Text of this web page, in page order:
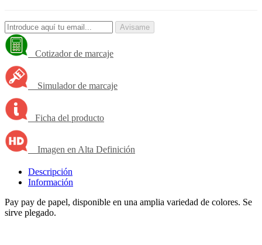
Avisame
Cotizador de marcaje
Simulador de marcaje
Ficha del producto
Imagen en Alta Definición
Descripción
Información
Pay pay de papel, disponible en una amplia variedad de colores. Se
sirve plegado.